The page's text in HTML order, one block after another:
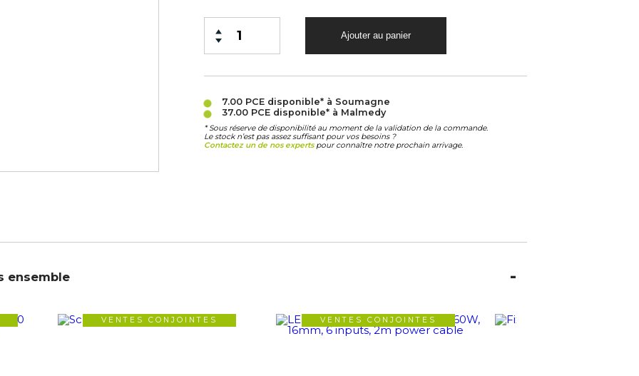
7.00 PCE disponible* à Soumagne
37.00 PCE disponible* à Malmedy
* Sous réserve de disponibilité au moment de la validation de la commande.
Le stock n’est pas assez suffisant pour vos besoins ?
Contactez un de nos expertspour connaître notre prochain arrivage.
ensemble
VENTES CONJOINTES VENTES CONJOINTES